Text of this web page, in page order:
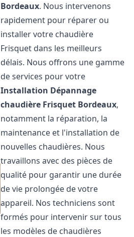
Bordeaux. Nous intervenons
rapidement pour réparer ou
installer votre chaudière
Frisquet dans les meilleurs
délais. Nous offrons une gamme
de services pour votre
Installation Dépannage
chaudière Frisquet Bordeaux,
notamment la réparation, la
maintenance et l'installation de
nouvelles chaudières. Nous
travaillons avec des pièces de
qualité pour garantir une durée
de vie prolongée de votre
appareil. Nos techniciens sont
formés pour intervenir sur tous
les modèles de chaudières